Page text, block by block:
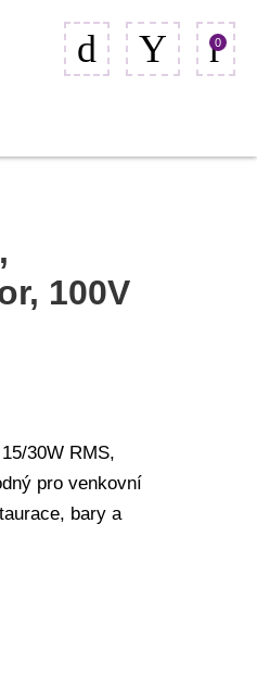
0
100V
30W RMS,
pro venkovní
bary a